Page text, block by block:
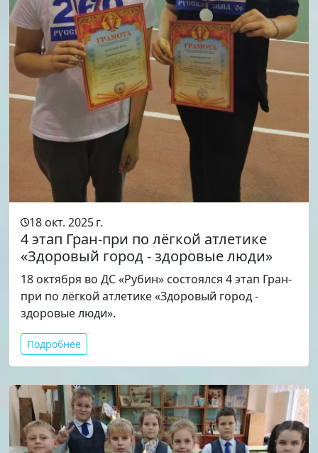
18 окт. 2025 г.
4 этап Гран-при по лёгкой атлетике
«Здоровый город - здоровые люди»
18 октября во ДС «Рубин» состоялся 4 этап Гран-
при по лёгкой атлетике «Здоровый город -
здоровые люди».
Подробнее